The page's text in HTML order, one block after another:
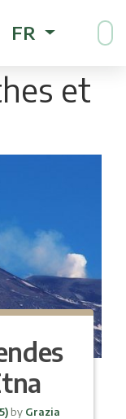
FR
et
by Grazia